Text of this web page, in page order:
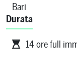
Bari
Durata
14 ore full